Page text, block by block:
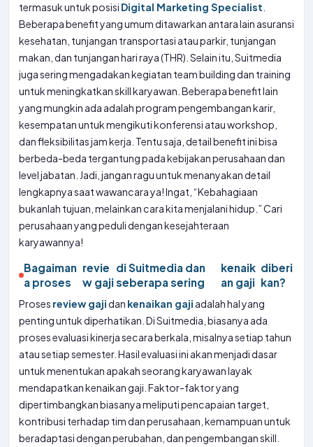
termasuk untuk posisi Digital Marketing Specialist
Beberapa benefit yang umum ditawarkan antara lain asuransi
kesehatan, tunjangan transportasi atau parkir, tunjangan
makan, dan tunjangan hari raya (THR). Selain itu, Suitmedia
juga sering mengadakan kegiatan team building dan training
untuk meningkatkan skill karyawan. Beberapa benefit lain
yang mungkin ada adalah program pengembangan karir,
kesempatan untuk mengikuti konferensi atau workshop,
dan fleksibilitas jam kerja. Tentu saja, detail benefit ini bisa
berbeda-beda tergantung pada kebijakan perusahaan dan
level jabatan. Jadi, jangan ragu untuk menanyakan detail
lengkapnya saat wawancara ya! Ingat, “Kebahagiaan
bukanlah tujuan, melainkan cara kita menjalani hidup.” Cari
perusahaan yang peduli dengan kesejahteraan
karyawannya!
Bagaiman
a proses
revie
w gaji
di Suitmedia dan
seberapa sering
kenaik
an gaji
diberi
kan?
Proses review gajidan kenaikan gaji adalah hal yang
penting untuk diperhatikan. Di Suitmedia, biasanya ada
proses evaluasi kinerja secara berkala, misalnya setiap tahun
atau setiap semester. Hasil evaluasi ini akan menjadi dasar
untuk menentukan apakah seorang karyawan layak
mendapatkan kenaikan gaji. Faktor-faktor yang
dipertimbangkan biasanya meliputi pencapaian target,
kontribusi terhadap tim dan perusahaan, kemampuan untuk
beradaptasi dengan perubahan, dan pengembangan skill.